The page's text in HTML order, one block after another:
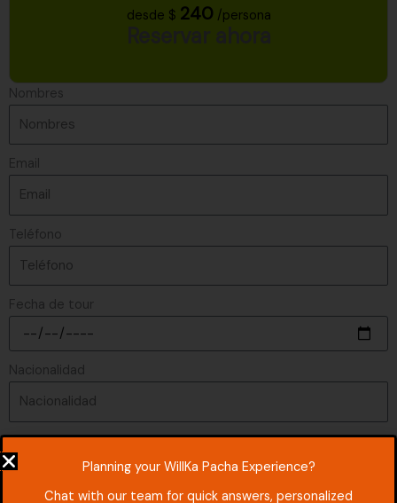
desde $ 240 /persona
Reservar ahora
Nombres
Email
Teléfono
Fecha de tour
Nacionalidad
Número de viajeros
Planning your WillKa Pacha Experience?
Chat with our team for quick answers, personalized